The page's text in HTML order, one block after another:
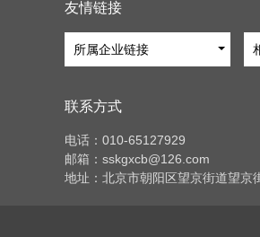
友情链接
所属企业链接
联系方式
电话：010-65127929
邮箱：sskgxcb@126.com
地址：北京市朝阳区望京街道望京